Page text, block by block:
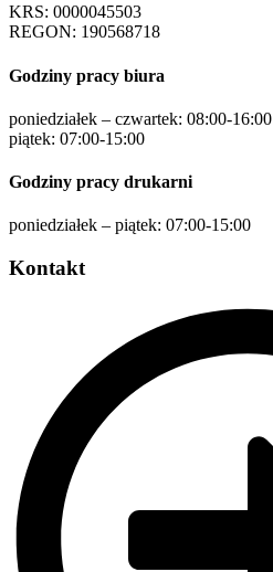
KRS: 0000045503
REGON: 190568718
Godziny pracy biura
poniedziałek – czwartek: 08:00-16:00
piątek: 07:00-15:00
Godziny pracy drukarni
poniedziałek – piątek: 07:00-15:00
Kontakt